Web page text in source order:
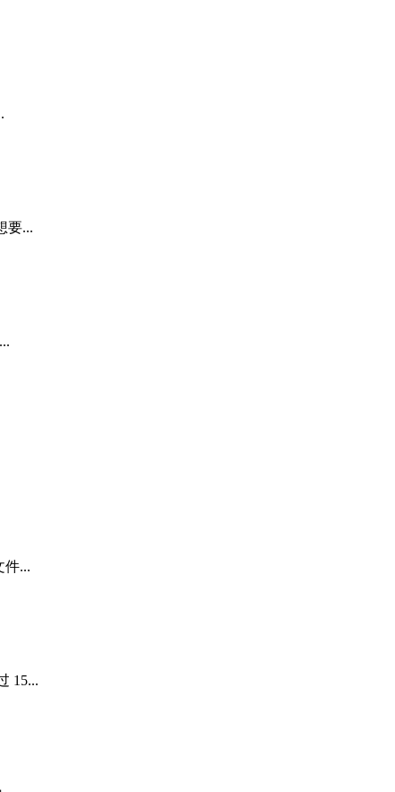
要...
件...
15...